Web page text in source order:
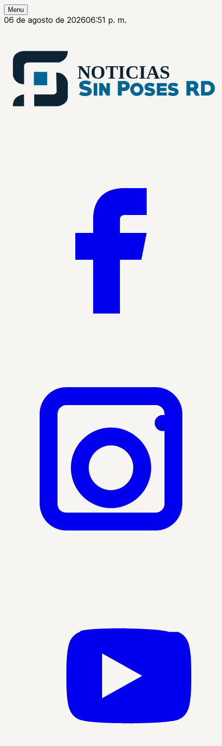
Menu
06 de agosto de 202606:51 p. m.